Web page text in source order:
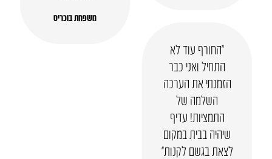
משפחת בוכריס
“החורף עוד לא
התחיל ואני כבר
הזמנתי את הערכה
השלמה של
התמציות! עדיף
שיהיה בבית במקום
לצאת בגשם לקנות”